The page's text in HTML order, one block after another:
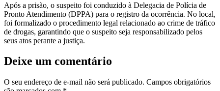
Após a prisão, o suspeito foi conduzido à Delegacia de Polícia de
Pronto Atendimento (DPPA) para o registro da ocorrência. No local,
foi formalizado o procedimento legal relacionado ao crime de tráfico
de drogas, garantindo que o suspeito seja responsabilizado pelos
seus atos perante a justiça.
Deixe um comentário
O seu endereço de e-mail não será publicado. Campos obrigatórios